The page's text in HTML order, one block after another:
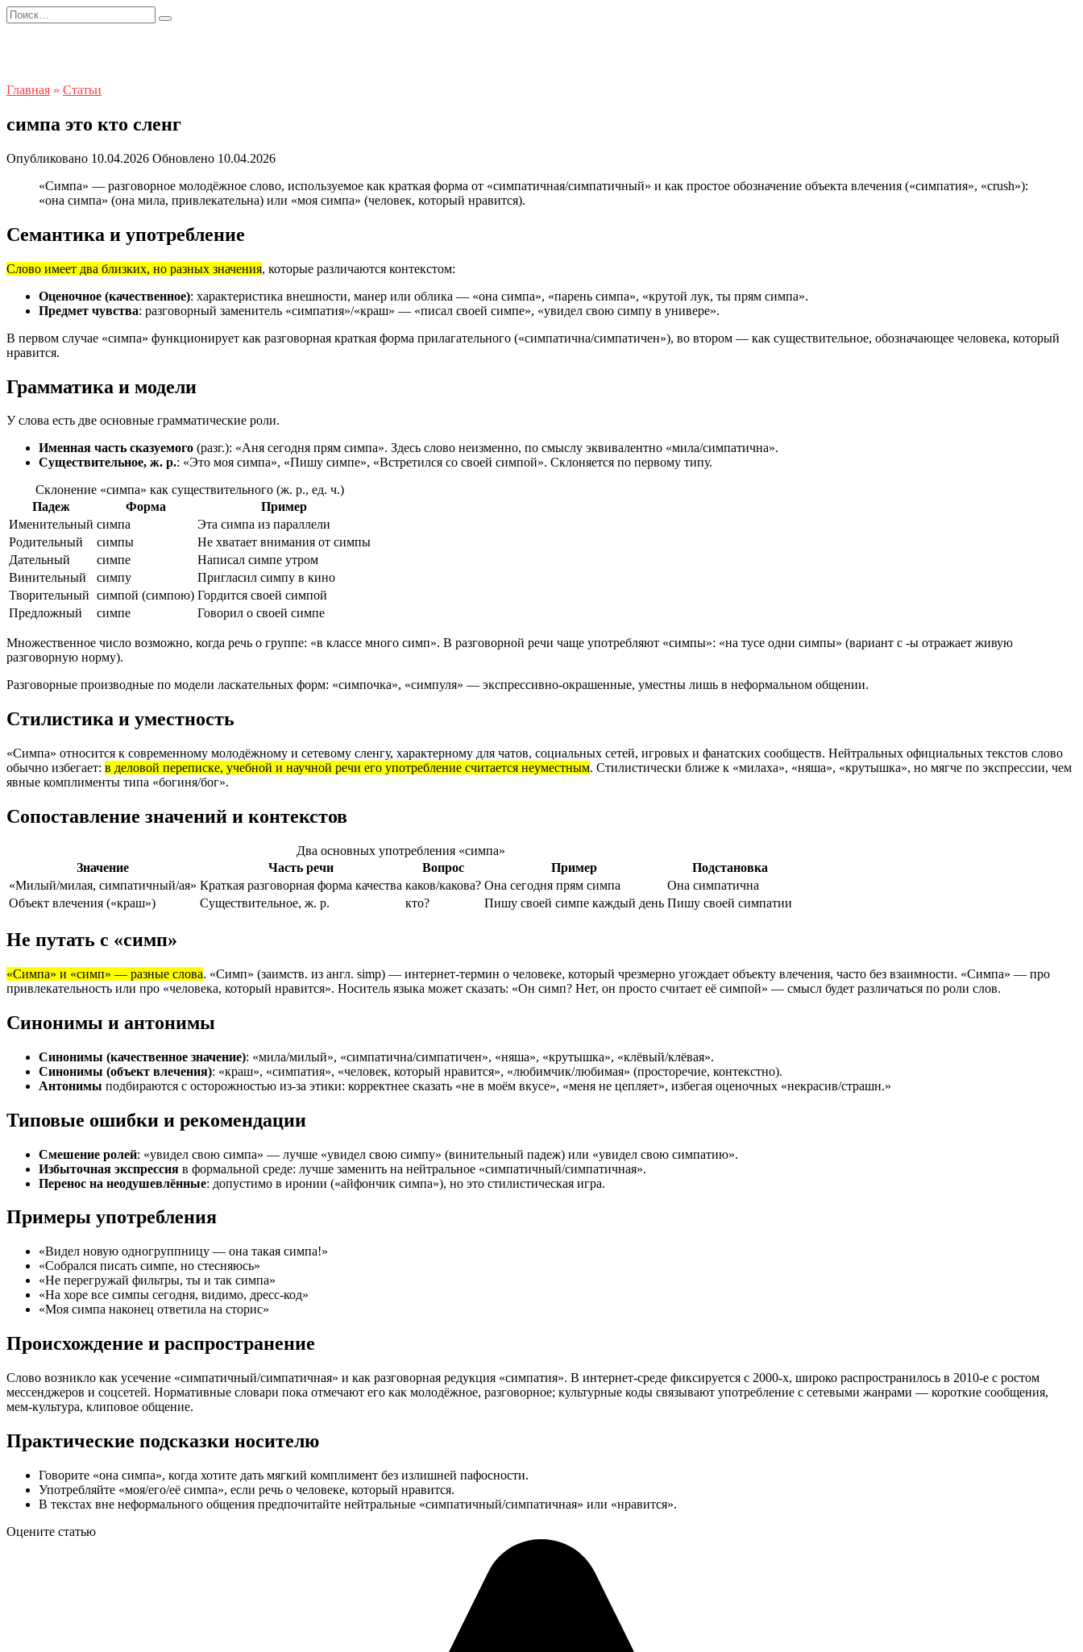
Перейти
к
Search
for:
Главная » Статьи
симпа это кто сленг
Опубликовано 10.04.2026 Обновлено 10.04.2026
«Симпа» — разговорное молодёжное слово, используемое как краткая форма от «симпатичная/симпатичный» и как простое обозначение объекта влечения («симпатия», «crush»):
«она симпа» (она мила, привлекательна) или «моя симпа» (человек, который нравится).
Семантика и употребление
Слово имеет два близких, но разных значения, которые различаются контекстом:
Оценочное (качественное): характеристика внешности, манер или облика — «она симпа», «парень симпа», «крутой лук, ты прям симпа».
Предмет чувства: разговорный заменитель «симпатия»/«краш» — «писал своей симпе», «увидел свою симпу в универе».
В первом случае «симпа» функционирует как разговорная краткая форма прилагательного («симпатична/симпатичен»), во втором — как существительное, обозначающее человека, который
нравится.
Грамматика и модели
У слова есть две основные грамматические роли.
Именная часть сказуемого (разг.): «Аня сегодня прям симпа». Здесь слово неизменно, по смыслу эквивалентно «мила/симпатична».
Существительное, ж. р.: «Это моя симпа», «Пишу симпе», «Встретился со своей симпой». Склоняется по первому типу.
Склонение «симпа» как существительного (ж. р., ед. ч.)
Падеж
Форма
Пример
Именительный симпа
Эта симпа из параллели
Родительный
симпы
Не хватает внимания от симпы
Дательный
симпе
Написал симпе утром
Винительный
симпу
Пригласил симпу в кино
Творительный симпой (симпою) Гордится своей симпой
Предложный
симпе Говорил о своей симпе
Множественное число возможно, когда речь о группе: «в классе много симп». В разговорной речи чаще употребляют «симпы»: «на тусе одни симпы» (вариант с -ы отражает живую
разговорную норму).
Разговорные производные по модели ласкательных форм: «симпочка», «симпуля» — экспрессивно-окрашенные, уместны лишь в неформальном общении.
Стилистика и уместность
«Симпа» относится к современному молодёжному и сетевому сленгу, характерному для чатов, социальных сетей, игровых и фанатских сообществ. Нейтральных официальных текстов слово
обычно избегает: в деловой переписке, учебной и научной речи его употребление считается неуместным. Стилистически ближе к «милаха», «няша», «крутышка», но мягче по экспрессии, чем
явные комплименты типа «богиня/бог».
Сопоставление значений и контекстов
Два основных употребления «симпа»
Значение
Часть речи Вопрос Пример
Подстановка
«Милый/милая, симпатичный/ая» Краткая разговорная форма качества каков/какова? Она сегодня прям симпа
Она симпатична
Объект влечения («краш»)
Существительное, ж. р. кто? Пишу своей симпе каждый день Пишу своей симпатии
Не путать с «симп»
«Симпа» и «симп» — разные слова. «Симп» (заимств. из англ. simp) — интернет-термин о человеке, который чрезмерно угождает объекту влечения, часто без взаимности. «Симпа» — про
привлекательность или про «человека, который нравится». Носитель языка может сказать: «Он симп? Нет, он просто считает её симпой» — смысл будет различаться по роли слов.
Синонимы и антонимы
Синонимы (качественное значение): «мила/милый», «симпатична/симпатичен», «няша», «крутышка», «клёвый/клёвая».
Синонимы (объект влечения): «краш», «симпатия», «человек, который нравится», «любимчик/любимая» (просторечие, контекстно).
Антонимы подбираются с осторожностью из‑за этики: корректнее сказать «не в моём вкусе», «меня не цепляет», избегая оценочных «некрасив/страшн.»
Типовые ошибки и рекомендации
Смешение ролей: «увидел свою симпа» — лучше «увидел свою симпу» (винительный падеж) или «увидел свою симпатию».
Избыточная экспрессия в формальной среде: лучше заменить на нейтральное «симпатичный/симпатичная».
Перенос на неодушевлённые: допустимо в иронии («айфончик симпа»), но это стилистическая игра.
Примеры употребления
«Видел новую одногруппницу — она такая симпа!»
«Собрался писать симпе, но стесняюсь»
«Не перегружай фильтры, ты и так симпа»
«На хоре все симпы сегодня, видимо, дресс‑код»
«Моя симпа наконец ответила на сторис»
Происхождение и распространение
Слово возникло как усечение «симпатичный/симпатичная» и как разговорная редукция «симпатия». В интернет‑среде фиксируется с 2000‑х, широко распространилось в 2010‑е с ростом
мессенджеров и соцсетей. Нормативные словари пока отмечают его как молодёжное, разговорное; культурные коды связывают употребление с сетевыми жанрами — короткие сообщения,
мем‑культура, клиповое общение.
Практические подсказки носителю
Говорите «она симпа», когда хотите дать мягкий комплимент без излишней пафосности.
Употребляйте «моя/его/её симпа», если речь о человеке, который нравится.
В текстах вне неформального общения предпочитайте нейтральные «симпатичный/симпатичная» или «нравится».
Оцените статью